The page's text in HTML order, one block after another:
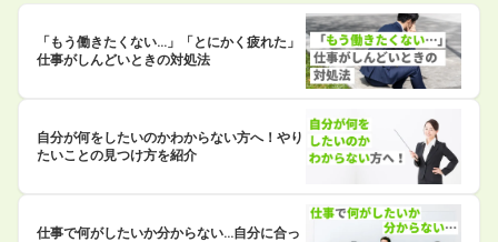
「もう働きたくない…」「とにかく疲れた」
仕事がしんどいときの対処法
自分が何をしたいのかわからない方へ！やり
たいことの見つけ方を紹介
仕事で何がしたいか分からない…自分に合っ